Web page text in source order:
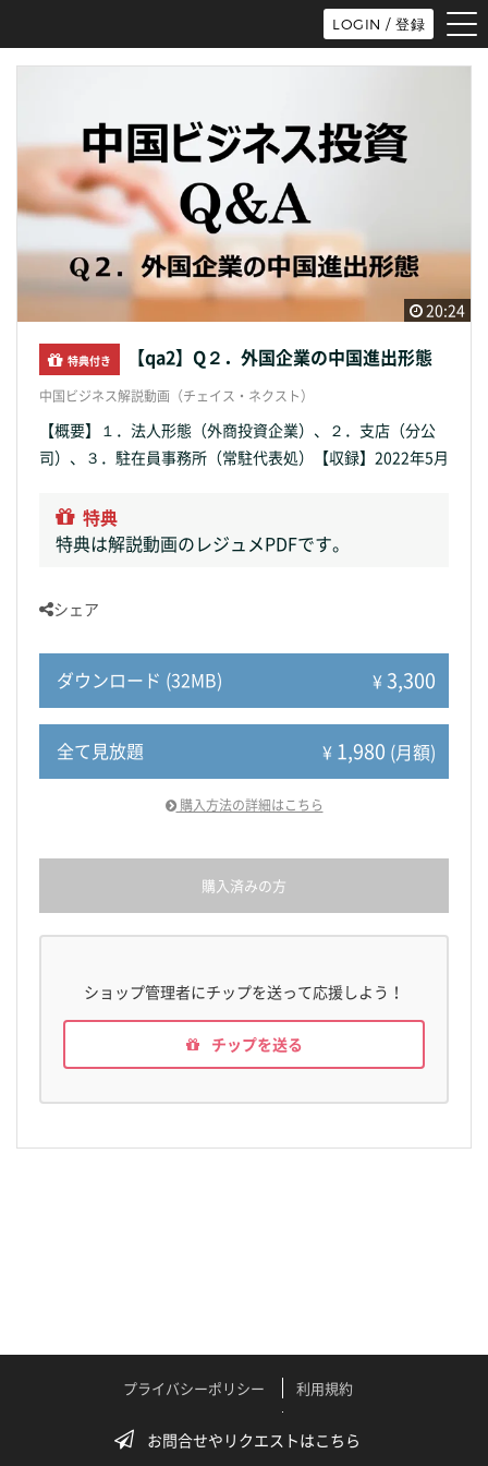
LOGIN / 登録
20:24
特典付き 【qa2】Q２．外国企業の中国進出形態
中国ビジネス解説動画（チェイス・ネクスト）
【概要】１．法人形態（外商投資企業）、２．支店（分公
司）、３．駐在員事務所（常駐代表処）【収録】2022年5月
特典
特典は解説動画のレジュメPDFです。
シェア
ダウンロード (32MB) ¥3,300
全て見放題 ¥ 1,980 (月額)
購入方法の詳細はこちら
購入済みの方
ショップ管理者にチップを送って応援しよう！
チップを送る
お問合せやリクエストはこちら
プライバシーポリシー
利用規約
テクニカルサポート